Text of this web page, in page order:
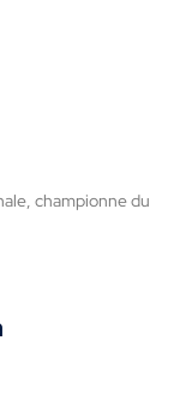
championne du